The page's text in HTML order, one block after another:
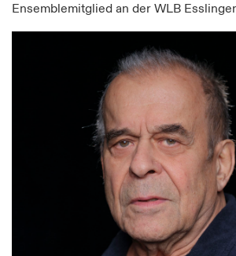
Ensemblemitglied an der WLB